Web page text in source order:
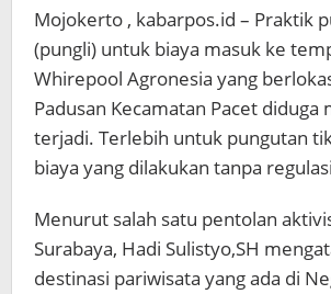
Mojokerto , kabarpos.id – Praktik
(pungli) untuk biaya masuk ke
Whirepool Agronesia yang
Padusan Kecamatan Pacet diduga
terjadi. Terlebih untuk pungutan
biaya yang dilakukan tanpa
Menurut salah satu pentolan
Surabaya, Hadi Sulistyo,SH
destinasi pariwisata yang ada di